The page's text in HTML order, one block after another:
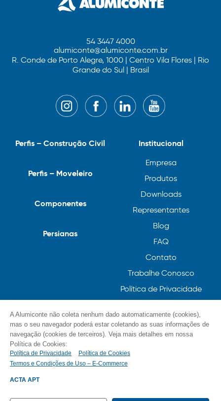
54 3447 4000
alumiconte@alumiconte.com.br
R. Conde de Porto Alegre, 1000 | Centro Vila Flores | Rio
Grande do Sul | Brasil
Institucional
Empresa
Produtos
Downloads
Representantes
Blog
FAQ
Contato
Trabalhe Conosco
Política de Privacidade
Perfis – Construção Civil
Perfis – Moveleiro
Componentes
Persianas
© Alumiconte, Grande como as minhas ideias /
A Alumiconte não coleta nenhum dado automaticamente (cookies),
mas o seu navegador poderá estar coletando as suas informações de
navegação (cookies de terceiros). Veja mais detalhes em nossa
Política de Cookies:
Política de Privacidade
Política de Cookies
Termos e Condições de Uso – E-Commerce
ACTA APT